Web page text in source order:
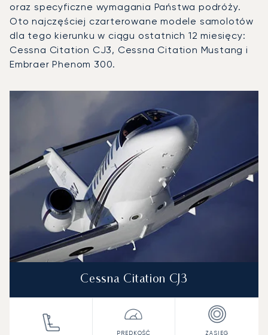
oraz specyficzne wymagania Państwa podróży.
Oto najczęściej czarterowane modele samolotów
dla tego kierunku w ciągu ostatnich 12 miesięcy:
Cessna Citation CJ3, Cessna Citation Mustang i
Embraer Phenom 300.
Model samolotu
Prędkość (węzły)Zasięg (km)
Cessna Citation CJ3